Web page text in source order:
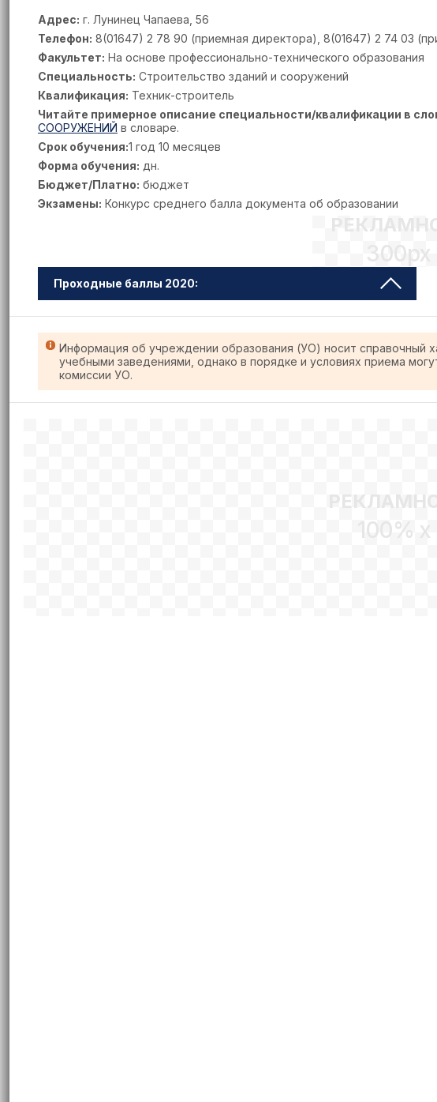
Адрес: г. Лунинец Чапаева, 56
Телефон: 8(01647) 2 78 90 (приемная директора), 8(01647) 2 74 03
Факультет: На основе профессионально-технического образования
Специальность: Строительство зданий и сооружений
Квалификация: Техник-строитель
Читайте примерное описание специальности/квалификации в
СООРУЖЕНИЙ в словаре.
Срок обучения:1 год 10 месяцев
Форма обучения: дн.
Бюджет/Платно: бюджет
Экзамены: Конкурс среднего балла документа об образовании
300px
Проходные баллы 2020:
Информация об учреждении образования (УО) носит справочный
учебными заведениями, однако в порядке и условиях приема
комиссии УО.
100%